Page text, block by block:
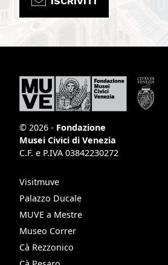
© 2026 - Fondazione
Musei Civici di Venezia
C.F. e P.IVA 03842230272
Visitmuve
Palazzo Ducale
MUVE a Mestre
Museo Correr
Cà Rezzonico